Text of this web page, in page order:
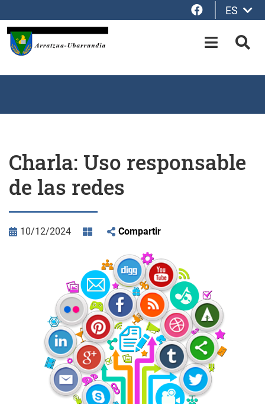
Facebook
ES
OPEN-
Charla: Uso responsable
de las redes
10/12/2024 Compartir